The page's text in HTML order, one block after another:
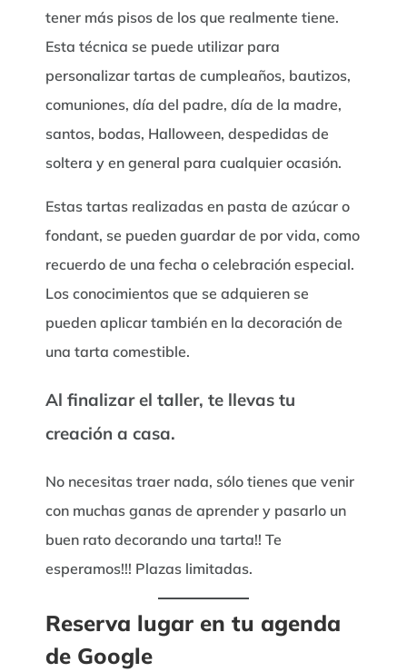
tener más pisos de los que realmente tiene.
Esta técnica se puede utilizar para
personalizar tartas de cumpleaños, bautizos,
comuniones, día del padre, día de la madre,
santos, bodas, Halloween, despedidas de
soltera y en general para cualquier ocasión.
Estas tartas realizadas en pasta de azúcar o
fondant, se pueden guardar de por vida, como
recuerdo de una fecha o celebración especial.
Los conocimientos que se adquieren se
pueden aplicar también en la decoración de
una tarta comestible.
Al finalizar el taller, te llevas tu
creación a casa.
No necesitas traer nada, sólo tienes que venir
con muchas ganas de aprender y pasarlo un
buen rato decorando una tarta!! Te
esperamos!!! Plazas limitadas.
Reserva lugar en tu agenda
de Google